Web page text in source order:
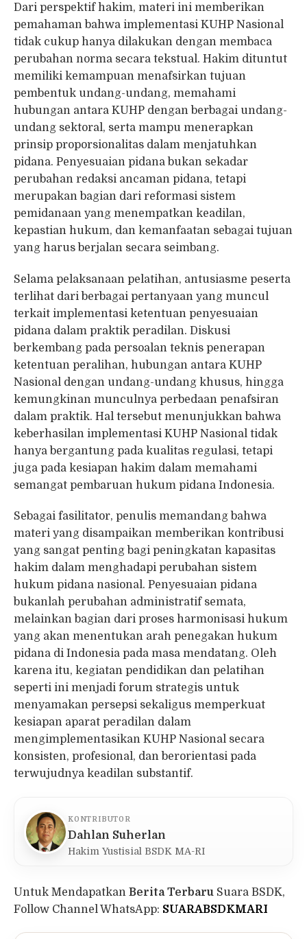
Dari perspektif hakim, materi ini memberikan
pemahaman bahwa implementasi KUHP Nasional
tidak cukup hanya dilakukan dengan membaca
perubahan norma secara tekstual. Hakim dituntut
memiliki kemampuan menafsirkan tujuan
pembentuk undang-undang, memahami
hubungan antara KUHP dengan berbagai undang-
undang sektoral, serta mampu menerapkan
prinsip proporsionalitas dalam menjatuhkan
pidana. Penyesuaian pidana bukan sekadar
perubahan redaksi ancaman pidana, tetapi
merupakan bagian dari reformasi sistem
pemidanaan yang menempatkan keadilan,
kepastian hukum, dan kemanfaatan sebagai tujuan
yang harus berjalan secara seimbang.
Selama pelaksanaan pelatihan, antusiasme peserta
terlihat dari berbagai pertanyaan yang muncul
terkait implementasi ketentuan penyesuaian
pidana dalam praktik peradilan. Diskusi
berkembang pada persoalan teknis penerapan
ketentuan peralihan, hubungan antara KUHP
Nasional dengan undang-undang khusus, hingga
kemungkinan munculnya perbedaan penafsiran
dalam praktik. Hal tersebut menunjukkan bahwa
keberhasilan implementasi KUHP Nasional tidak
hanya bergantung pada kualitas regulasi, tetapi
juga pada kesiapan hakim dalam memahami
semangat pembaruan hukum pidana Indonesia.
Sebagai fasilitator, penulis memandang bahwa
materi yang disampaikan memberikan kontribusi
yang sangat penting bagi peningkatan kapasitas
hakim dalam menghadapi perubahan sistem
hukum pidana nasional. Penyesuaian pidana
bukanlah perubahan administratif semata,
melainkan bagian dari proses harmonisasi hukum
yang akan menentukan arah penegakan hukum
pidana di Indonesia pada masa mendatang. Oleh
karena itu, kegiatan pendidikan dan pelatihan
seperti ini menjadi forum strategis untuk
menyamakan persepsi sekaligus memperkuat
kesiapan aparat peradilan dalam
mengimplementasikan KUHP Nasional secara
konsisten, profesional, dan berorientasi pada
terwujudnya keadilan substantif.
KONTRIBUTOR
Dahlan Suherlan
Hakim Yustisial BSDK MA-RI
Untuk Mendapatkan Berita Terbaru Suara BSDK,
Follow Channel WhatsApp: SUARABSDKMARI